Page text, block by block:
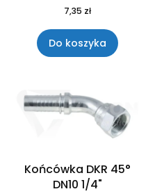
7,35 zł
Do koszyka
Końcówka DKR 45°
DN10 1/4"